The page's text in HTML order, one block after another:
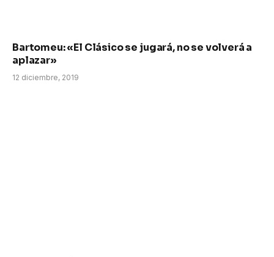
Bartomeu: «El Clásico se jugará, no se volverá a
aplazar»
12 diciembre, 2019